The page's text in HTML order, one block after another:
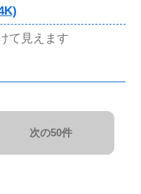
て見えます
次の50件